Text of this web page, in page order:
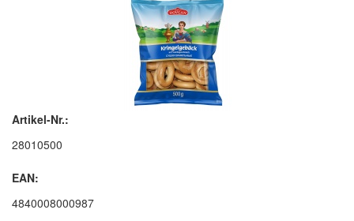
Artikel-Nr.:
28010500
EAN:
4840008000987